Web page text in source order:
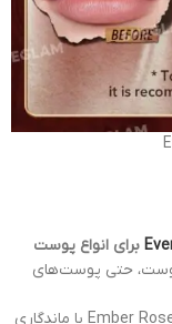
برای انواع پوست
پوست، حتی پوست‌های
لیپ گلاس Ember Rose با ماندگاری